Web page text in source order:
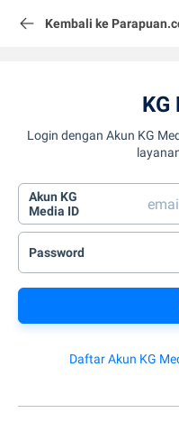
Kembali ke
KG
Login dengan Akun KG
Akun KG
Media ID
Password
Daftar Akun KG